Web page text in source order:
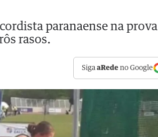
paranaense na prova
rasos.
SigaaRede no Google